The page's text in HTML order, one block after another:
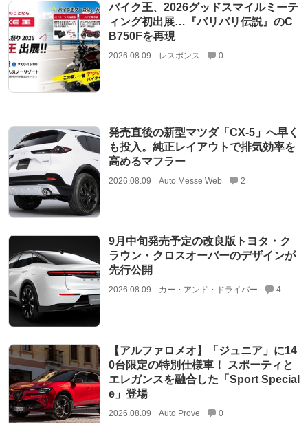
バイク王、2026グッドスマイルミーテ
ィング初出展…『バリバリ伝説』のC
B750Fを再現
2026.08.09 レスポンス 0
発売直後の新型マツダ「CX-5」へ早く
も投入。純正レイアウトで排気効率を
高めるマフラー
2026.08.09 Auto Messe Web 2
9月中旬発売予定の改良版トヨタ・ク
ラウン・クロスオーバーのデザインが
先行公開
2026.08.09 カー・アンド・ドライバー 4
【アルファロメオ】「ジュニア」に14
0台限定の特別仕様車！ スポーティと
エレガンスを融合した「Sport Special
e」登場
2026.08.09 Auto Prove 0